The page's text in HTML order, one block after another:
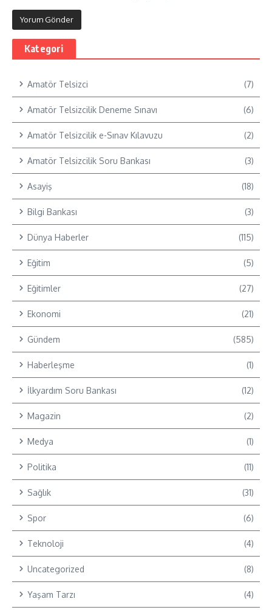
Kategori
Amatör Telsizci (7)
Amatör Telsizcilik Deneme Sınavı (6)
Amatör Telsizcilik e-Sınav Kılavuzu (2)
Amatör Telsizcilik Soru Bankası (3)
Asayiş (18)
Bilgi Bankası (3)
Dünya Haberler (115)
Eğitim (5)
Eğitimler (27)
Ekonomi (21)
Gündem (585)
Haberleşme (1)
İlkyardım Soru Bankası (12)
Magazin (2)
Medya (1)
Politika (11)
Sağlık (31)
Spor (6)
Teknoloji (4)
Uncategorized (8)
Yaşam Tarzı (4)